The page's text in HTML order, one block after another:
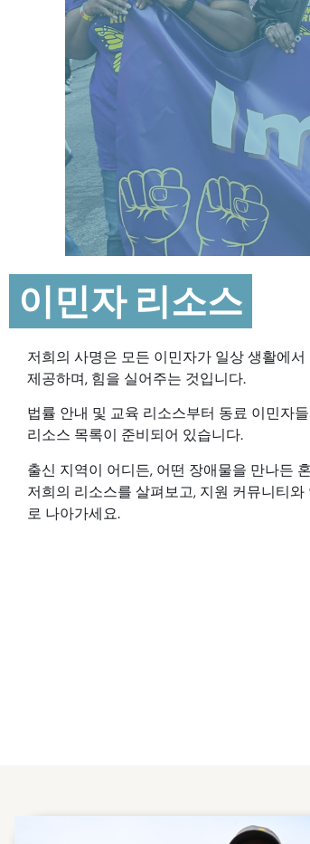
이민자 리소스
저희의 사명은 모든 이민자가 일상 생활에
제공하며, 힘을 실어주는 것입니다.
법률 안내 및 교육 리소스부터 동료 이민자
리소스 목록이 준비되어 있습니다.
출신 지역이 어디든, 어떤 장애물을 만나든
저희의 리소스를 살펴보고, 지원 커뮤니티
로 나아가세요.